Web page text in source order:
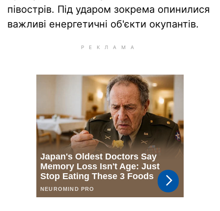
півострів. Під ударом зокрема опинилися
важливі енергетичні об'єкти окупантів.